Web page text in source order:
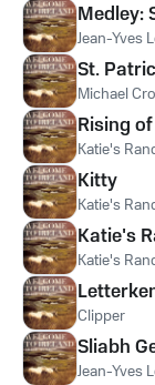
Medley:
Jean-Yves
St.
Michael
Rising
Katie's
Kitty
Katie's
Katie's
Katie's
Clipper
Sliabh
Jean-Yves